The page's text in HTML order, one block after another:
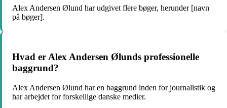
Alex Andersen Ølund har udgivet flere bøger, herunder [navn
på bøger].
Hvad er Alex Andersen Ølunds professionelle
baggrund?
Alex Andersen Ølund har en baggrund inden for journalistik og
har arbejdet for forskellige danske medier.